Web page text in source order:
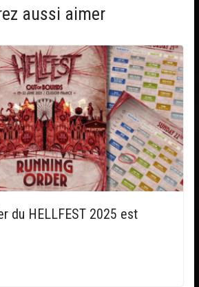
aussi aimer
du HELLFEST 2025 est